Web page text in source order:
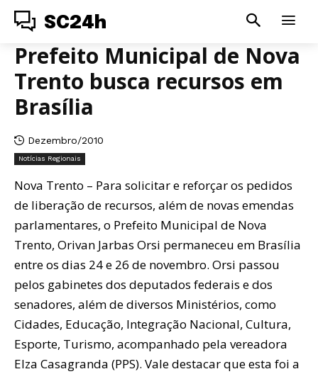
SC24h
Prefeito Municipal de Nova
Trento busca recursos em
Brasília
Dezembro/2010
Notícias Regionais
Nova Trento – Para solicitar e reforçar os pedidos
de liberação de recursos, além de novas emendas
parlamentares, o Prefeito Municipal de Nova
Trento, Orivan Jarbas Orsi permaneceu em Brasília
entre os dias 24 e 26 de novembro. Orsi passou
pelos gabinetes dos deputados federais e dos
senadores, além de diversos Ministérios, como
Cidades, Educação, Integração Nacional, Cultura,
Esporte, Turismo, acompanhado pela vereadora
Elza Casagranda (PPS). Vale destacar que esta foi a